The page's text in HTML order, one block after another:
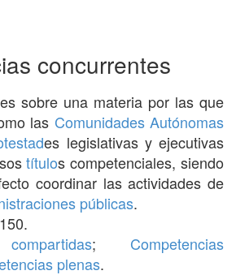
concurrentes
sobre una materia por las que
las Comunidades Autónomas
es legislativas y ejecutivas
títulos competenciales, siendo
coordinar las actividades de
públicas.
; Competencias
plenas.